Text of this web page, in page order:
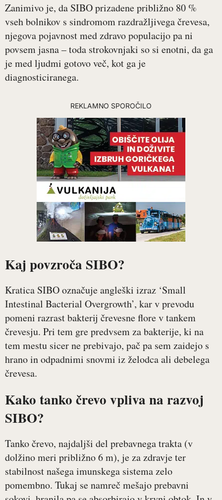
Zanimivo je, da SIBO prizadene približno 80 %
vseh bolnikov s sindromom razdražljivega črevesa,
njegova pojavnost med zdravo populacijo pa ni
povsem jasna – toda strokovnjaki so si enotni, da ga
je med ljudmi gotovo več, kot ga je
diagnosticiranega.
REKLAMNO SPOROČILO
Kaj povzroča SIBO?
Kratica SIBO označuje angleški izraz ‘Small
Intestinal Bacterial Overgrowth’, kar v prevodu
pomeni razrast bakterij črevesne flore v tankem
črevesju. Pri tem gre predvsem za bakterije, ki na
tem mestu sicer ne prebivajo, pač pa sem zaidejo s
hrano in odpadnimi snovmi iz želodca ali debelega
črevesa.
Kako tanko črevo vpliva na razvoj
SIBO?
Tanko črevo, najdaljši del prebavnega trakta (v
dolžino meri približno 6 m), je za zdravje ter
stabilnost našega imunskega sistema zelo
pomembno. Tukaj se namreč mešajo prebavni